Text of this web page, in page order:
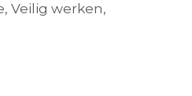
,Veilig werken,